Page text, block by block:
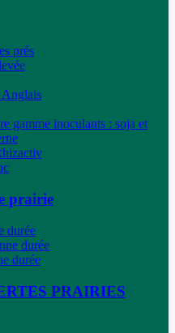
prés
Anglais
gamme inoculants : soja et
prairie
durée
durée
durée
PRAIRIES